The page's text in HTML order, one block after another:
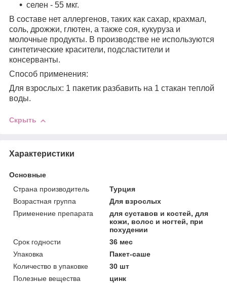
селен - 55 мкг.
В составе нет аллергенов, таких как сахар, крахмал,
соль, дрожжи, глютен, а также соя, кукуруза и
молочные продукты. В производстве не используются
синтетические красители, подсластители и
консерванты.
Способ применения:
Для взрослых: 1 пакетик разбавить на 1 стакан теплой
воды.
Скрыть
Характеристики
Основные
Страна производитель
Турция
Возрастная группа
Для взрослых
Применение препарата
для суставов и костей, для
кожи, волос и ногтей, при
похудении
Срок годности
36 мес
Упаковка
Пакет-саше
Количество в упаковке
30 шт
Полезные вещества
цинк